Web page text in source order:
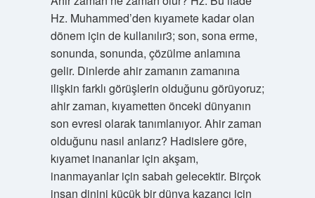
Hz. Muhammed’den kıyamete kadar olan
dönem için de kullanılır3; son, sona erme,
sonunda, sonunda, çözülme anlamına
gelir. Dinlerde ahir zamanın zamanına
ilişkin farklı görüşlerin olduğunu görüyoruz;
ahir zaman, kıyametten önceki dünyanın
son evresi olarak tanımlanıyor. Ahir zaman
olduğunu nasıl anlarız? Hadislere göre,
kıyamet inananlar için akşam,
inanmayanlar için sabah gelecektir. Birçok
insan dinini küçük bir dünya kazancı için